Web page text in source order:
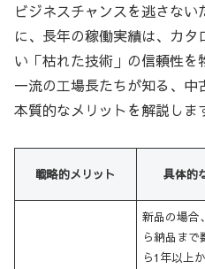
ビジネスチャンスを逃さな
に、長年の稼働実績は、カ
い「枯れた技術」の信頼性を
一流の工場長たちが知る、中
本質的なメリットを解説しま
戦略的メリット 具体的
新品の場合
ら納品まで
ら1年以上